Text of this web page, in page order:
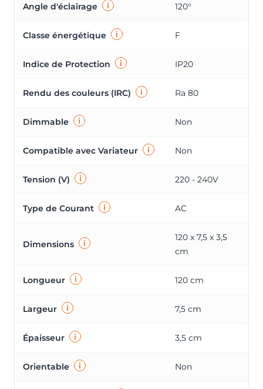
Angle d'éclairage i 120°
Classe énergétique i F
Indice de Protection i IP20
Rendu des couleurs (IRC) i Ra 80
Dimmable i Non
Compatible avec Variateur i Non
Tension (V) i 220 - 240V
Type de Courant i AC
Dimensions i
120 x 7,5 x 3,5
cm
Longueur i 120 cm
Largeur i 7,5 cm
Épaisseur i 3,5 cm
Orientable i Non